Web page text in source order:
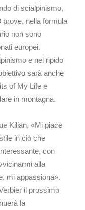
di scialpinismo,
prove, nella formula
non sono
europei.
e nel ripido
sarà anche
of My Life e
in montagna.
Kilian, «Mi piace
in ciò che
con
alla
mi appassiona».
il prossimo
la